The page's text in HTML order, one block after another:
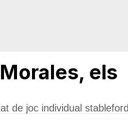
els
de joc individual stableford